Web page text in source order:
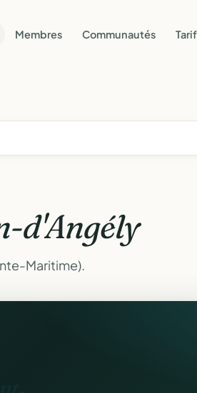
Membres Communautés
d'Angély
Maritime).